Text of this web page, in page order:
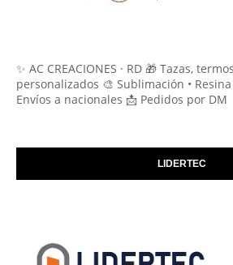
✨ AC CREACIONES · RD 🎁 Tazas,
personalizados 🎨 Sublimación •
Envíos a nacionales 📩 Pedidos por DM
LIDERTEC